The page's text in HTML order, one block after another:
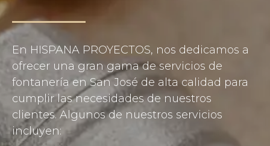
En HISPANA PROYECTOS, nos dedicamos a
ofrecer una gran gama de servicios de
fontanería en San José de alta calidad para
cumplir las necesidades de nuestros
clientes. Algunos de nuestros servicios
incluyen: